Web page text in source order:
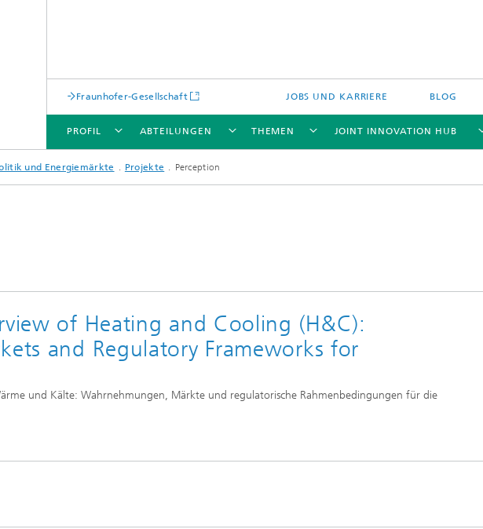
Fraunhofer-Gesellschaft JOBS UND KARRIERE BLOG
PROFIL ABTEILUNGEN THEMEN JOINT INNOVATION HUB
und Energiemärkte Projekte Perception
of Heating and Cooling (H&C):
and Regulatory Frameworks for
und Kälte: Wahrnehmungen, Märkte und regulatorische Rahmenbedingungen für die